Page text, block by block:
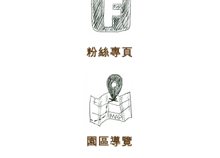
粉絲專頁
園區導覽